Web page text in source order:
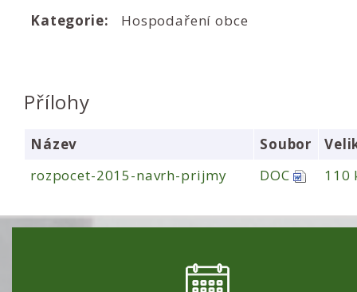
Kategorie: Hospodaření obce
Přílohy
Název Soubor
rozpocet-2015-navrh-prijmy
DOC 110